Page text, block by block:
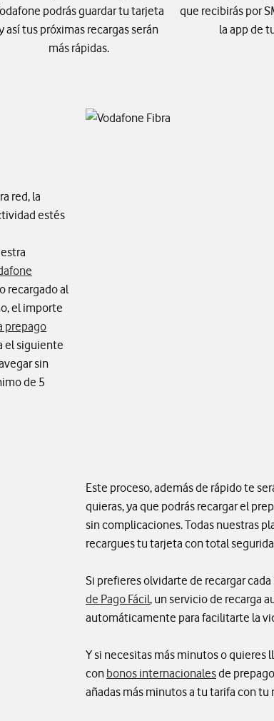
podrás guardar tu tarjeta
así tus próximas recargas serán
más rápidas.
que recibirás por
la app de
red, la
estés
recargado al
el importe
prepago
el siguiente
sin
de 5
Este proceso, además de rápido te
quieras, ya que podrás recargar el
sin complicaciones. Todas nuestras
recargues tu tarjeta con total
Si prefieres olvidarte de recargar
de Pago Fácil, un servicio de recarga
automáticamente para facilitarte la
Y si necesitas más minutos o quieres
con bonos internacionalesde
añadas más minutos a tu tarifa con tu